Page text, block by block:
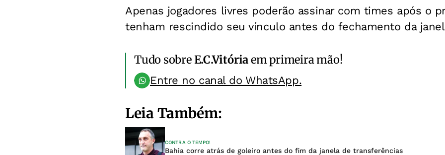
Apenas jogadores livres poderão assinar com times após o
tenham rescindido seu vínculo antes do fechamento da
Tudo sobreE.C.Vitóriaem primeira mão!
Entre no canal do WhatsApp.
Leia Também:
CONTRA O TEMPO!
Bahia corre atrás de goleiro antes do fim da janela de transferências